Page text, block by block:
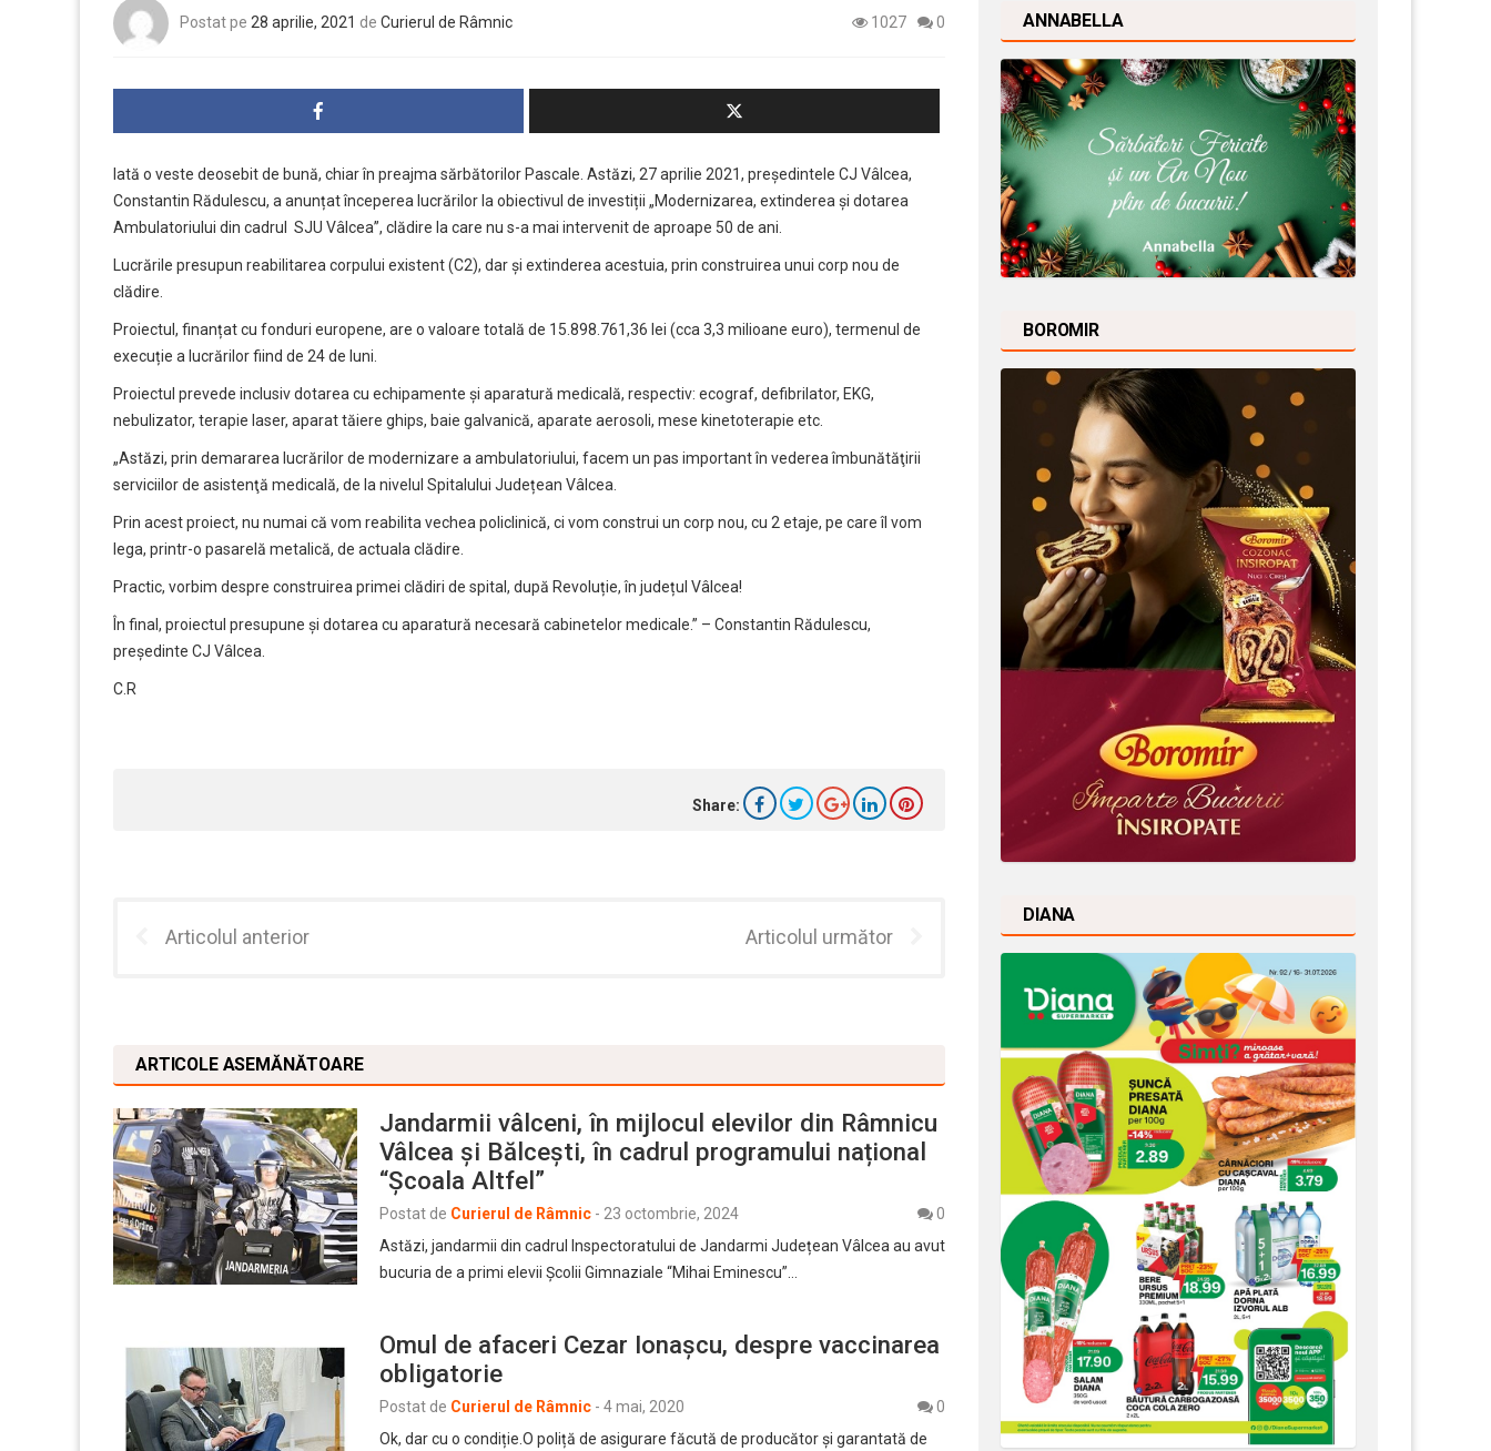
Postat pe 28 aprilie, 2021 de Curierul de Râmnic 1027 0
Iată o veste deosebit de bună, chiar în preajma sărbătorilor Pascale. Astăzi, 27 aprilie 2021, președintele CJ Vâlcea,
Constantin Rădulescu, a anunțat începerea lucrărilor la obiectivul de investiții „Modernizarea, extinderea și dotarea
Ambulatoriului din cadrul SJU Vâlcea”, clădire la care nu s-a mai intervenit de aproape 50 de ani.
Lucrările presupun reabilitarea corpului existent (C2), dar și extinderea acestuia, prin construirea unui corp nou de
clădire.
Proiectul, finanțat cu fonduri europene, are o valoare totală de 15.898.761,36 lei (cca 3,3 milioane euro), termenul de
execuție a lucrărilor fiind de 24 de luni.
Proiectul prevede inclusiv dotarea cu echipamente și aparatură medicală, respectiv: ecograf, defibrilator, EKG,
nebulizator, terapie laser, aparat tăiere ghips, baie galvanică, aparate aerosoli, mese kinetoterapie etc.
„Astăzi, prin demararea lucrărilor de modernizare a ambulatoriului, facem un pas important în vederea îmbunătăţirii
serviciilor de asistenţă medicală, de la nivelul Spitalului Județean Vâlcea.
Prin acest proiect, nu numai că vom reabilita vechea policlinică, ci vom construi un corp nou, cu 2 etaje, pe care îl vom
lega, printr-o pasarelă metalică, de actuala clădire.
Practic, vorbim despre construirea primei clădiri de spital, după Revoluție, în județul Vâlcea!
În final, proiectul presupune și dotarea cu aparatură necesară cabinetelor medicale.” – Constantin Rădulescu,
președinte CJ Vâlcea.
C.R
Share:
Articolul anterior Articolul următor
ARTICOLE ASEMĂNĂTOARE
Jandarmii vâlceni, în mijlocul elevilor din Râmnicu
Vâlcea și Bălcești, în cadrul programului național
“Școala Altfel”
Postat de Curierul de Râmnic - 23 octombrie, 2024
0
Astăzi, jandarmii din cadrul Inspectoratului de Jandarmi Județean Vâlcea au avut
bucuria de a primi elevii Școlii Gimnaziale “Mihai Eminescu”…
Omul de afaceri Cezar Ionașcu, despre vaccinarea
obligatorie
Postat de Curierul de Râmnic - 4 mai, 2020
0
Ok, dar cu o condiție.O poliță de asigurare făcută de producător și garantată de
ANNABELLA
BOROMIR
DIANA